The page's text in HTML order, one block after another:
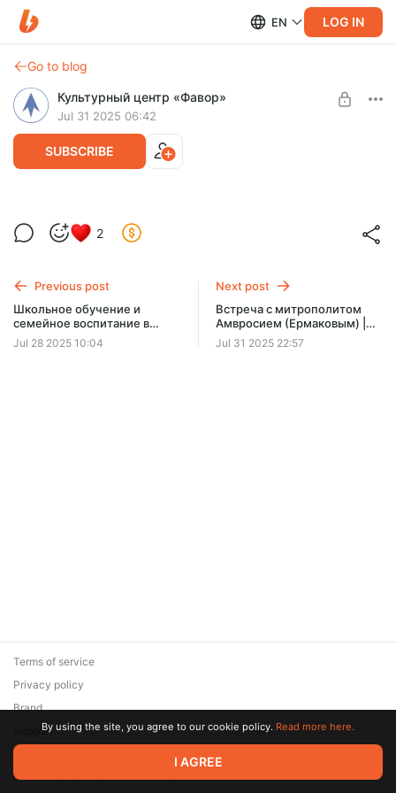
EN LOG IN
Go to blog
Культурный центр «Фавор»
Jul 31 2025 06:42
SUBSCRIBE
Лучшее мировое христианское кино |
Первая встреча — фильм «Величайшая
(1965) | священник Сергей Уваров
SUBSCRIBE
2
Previous post
Школьное обучение и
семейное воспитание в
современной православной
среде | Лекция 3. Выбор
Jul 28 2025 10:04
Next post
Встреча с митрополитом
Амвросием (Ермаковым) |
«Как обрести мудрость в
современном мире?»
Jul 31 2025 22:57
© 2026 Zaya Solutions Limited. All rights reserved. All trademarks
are the property of their respective owners.
Terms of service
Privacy policy
Brand
SupportBy using the site, you agree to our cookie policy. Read more here.
I AGREE